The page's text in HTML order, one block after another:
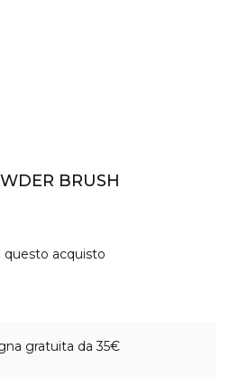
BRUSH
questo acquisto
gratuita da 35€